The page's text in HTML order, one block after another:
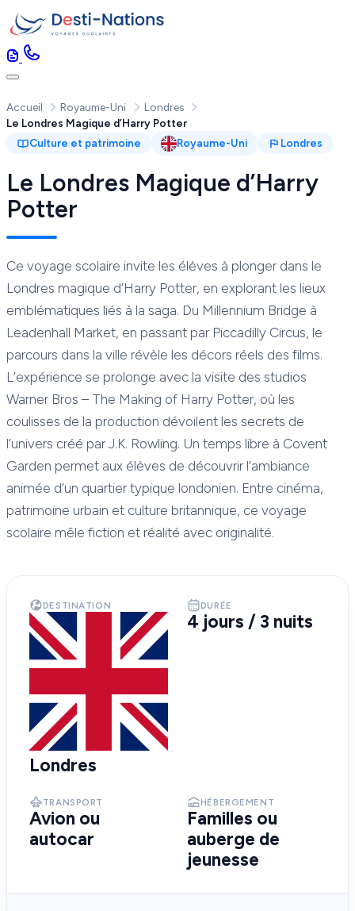
Accueil Royaume-Uni
Londres
Le Londres Magique d’Harry Potter
Culture et patrimoine
Royaume-Uni Londres
Le Londres Magique d’Harry
Potter
Ce voyage scolaire invite les élèves à plonger dans le
Londres magique d’Harry Potter, en explorant les lieux
emblématiques liés à la saga. Du Millennium Bridge à
Leadenhall Market, en passant par Piccadilly Circus, le
parcours dans la ville révèle les décors réels des films.
L’expérience se prolonge avec la visite des studios
Warner Bros – The Making of Harry Potter, où les
coulisses de la production dévoilent les secrets de
l’univers créé par J.K. Rowling. Un temps libre à Covent
Garden permet aux élèves de découvrir l’ambiance
animée d’un quartier typique londonien. Entre cinéma,
patrimoine urbain et culture britannique, ce voyage
scolaire mêle fiction et réalité avec originalité.
DESTINATION
Londres
DURÉE
4 jours / 3 nuits
TRANSPORT
Avion ou
autocar
HÉBERGEMENT
Familles ou
auberge de
jeunesse